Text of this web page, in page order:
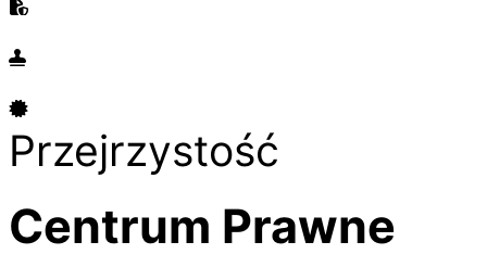
Przejrzystość
Centrum Prawne